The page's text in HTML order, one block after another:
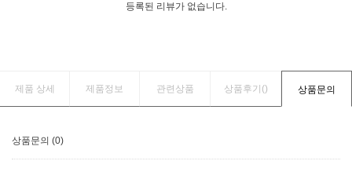
등록된 리뷰가 없습니다.
제품 상세 제품정보 관련상품 상품후기() 상품문의
상품문의 (0)